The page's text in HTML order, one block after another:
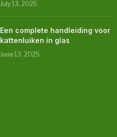
July 13, 2025
Een complete handleiding voor
kattenluiken in glas
June 13, 2025